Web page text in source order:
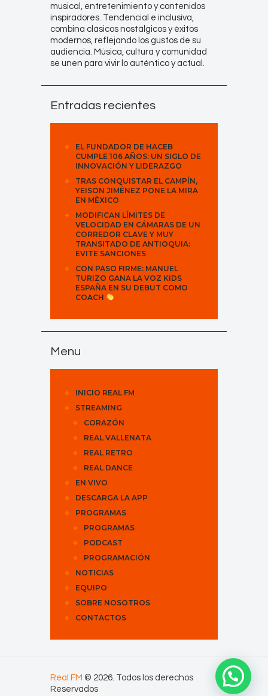
musical, entretenimiento y contenidos
inspiradores. Tendencial e inclusiva,
combina clásicos nostálgicos y éxitos
modernos, reflejando los gustos de su
audiencia. Música, cultura y comunidad
se unen para vivir lo auténtico y actual.
Entradas recientes
EL FUNDADOR DE HACEB
CUMPLE 106 AÑOS: UN SIGLO DE
INNOVACIÓN Y LIDERAZGO
TRAS CONQUISTAR EL CAMPÍN,
YEISON JIMÉNEZ PONE LA MIRA
EN MÉXICO
MODIFICAN LÍMITES DE
VELOCIDAD EN CÁMARAS DE UN
CORREDOR CLAVE Y MUY
TRANSITADO DE ANTIOQUIA:
EVITE SANCIONES
CON PASO FIRME: MANUEL
TURIZO GANA LA VOZ KIDS
ESPAÑA EN SU DEBUT COMO
COACH
Menu
INICIO REAL FM
STREAMING
CORAZÓN
REAL VALLENATA
REAL RETRO
REAL DANCE
EN VIVO
DESCARGA LA APP
PROGRAMAS
PROGRAMAS
PODCAST
PROGRAMACIÓN
NOTICIAS
EQUIPO
SOBRE NOSOTROS
CONTACTOS
Real FM © 2026. Todos los derechos
Reservados